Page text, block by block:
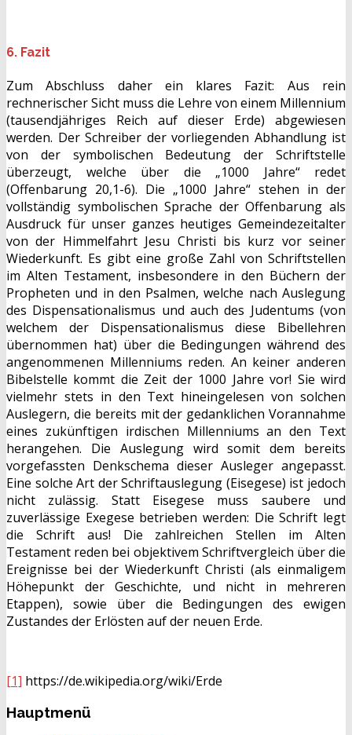
6. Fazit
Zum Abschluss daher ein klares Fazit: Aus rein
rechnerischer Sicht muss die Lehre von einem Millennium
(tausendjähriges Reich auf dieser Erde) abgewiesen
werden. Der Schreiber der vorliegenden Abhandlung ist
von der symbolischen Bedeutung der Schriftstelle
überzeugt, welche über die „1000 Jahre“ redet
(Offenbarung 20,1-6). Die „1000 Jahre“ stehen in der
vollständig symbolischen Sprache der Offenbarung als
Ausdruck für unser ganzes heutiges Gemeindezeitalter
von der Himmelfahrt Jesu Christi bis kurz vor seiner
Wiederkunft. Es gibt eine große Zahl von Schriftstellen
im Alten Testament, insbesondere in den Büchern der
Propheten und in den Psalmen, welche nach Auslegung
des Dispensationalismus und auch des Judentums (von
welchem der Dispensationalismus diese Bibellehren
übernommen hat) über die Bedingungen während des
angenommenen Millenniums reden. An keiner anderen
Bibelstelle kommt die Zeit der 1000 Jahre vor! Sie wird
vielmehr stets in den Text hineingelesen von solchen
Auslegern, die bereits mit der gedanklichen Vorannahme
eines zukünftigen irdischen Millenniums an den Text
herangehen. Die Auslegung wird somit dem bereits
vorgefassten Denkschema dieser Ausleger angepasst.
Eine solche Art der Schriftauslegung (Eisegese) ist jedoch
nicht zulässig. Statt Eisegese muss saubere und
zuverlässige Exegese betrieben werden: Die Schrift legt
die Schrift aus! Die zahlreichen Stellen im Alten
Testament reden bei objektivem Schriftvergleich über die
Ereignisse bei der Wiederkunft Christi (als einmaligem
Höhepunkt der Geschichte, und nicht in mehreren
Etappen), sowie über die Bedingungen des ewigen
Zustandes der Erlösten auf der neuen Erde.
[1] https://de.wikipedia.org/wiki/Erde
Hauptmenü